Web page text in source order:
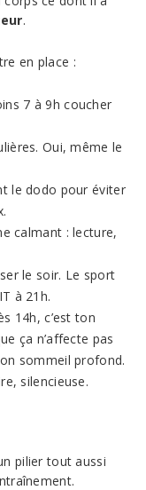
.
en place :
7 à 9h coucher
Oui, même le
le dodo pour éviter
calmant : lecture,
le soir. Le sport
à 21h.
14h, c’est ton
ça n’affecte pas
sommeil profond.
silencieuse.
pilier tout aussi